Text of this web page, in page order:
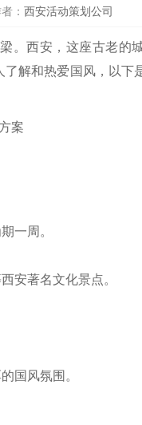
： 西安活动策划公司
。西安，这座古老的
解和热爱国风，以下
一周。
安著名文化景点。
国风氛围。